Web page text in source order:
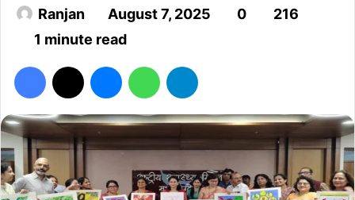
Ranjan August 7, 2025 0
216
1 minute read